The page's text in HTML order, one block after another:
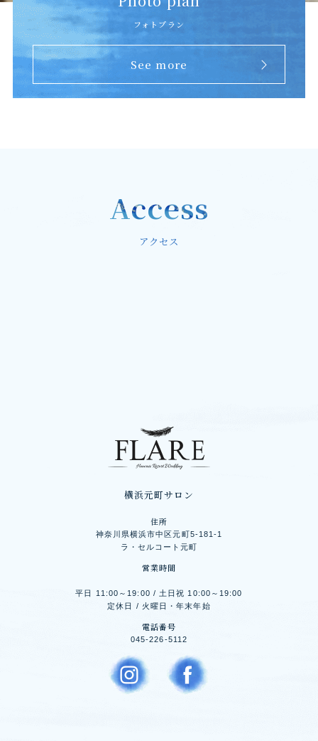
フォトプラン
See more
Access
アクセス
横浜元町サロン
住所
神奈川県横浜市中区元町5-181-1
ラ・セルコート元町
営業時間
平日 11:00～19:00 / 土日祝 10:00～19:00
定休日 / 火曜日・年末年始
電話番号
045-226-5112